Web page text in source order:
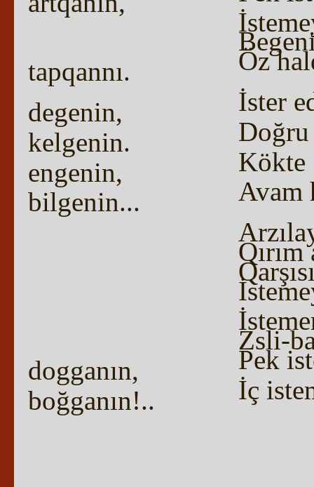
Öz
tapqannı.
İster
degenin,
kelgenin.
Kökte
engenin,
Avam
bilgenin...
Zsli-
Pek
dogganın,
İç
boğganın!..